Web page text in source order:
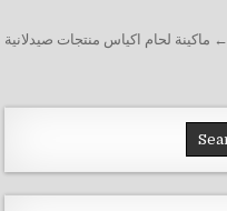
← ماكينة لحام اكياس منتجات صيدلانية